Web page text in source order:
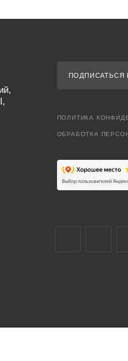
ПОДПИСАТЬСЯ
ПОЛИТИКА
ОБРАБОТКА